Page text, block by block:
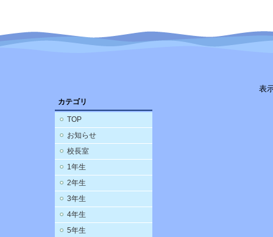
カテゴリ
TOP
お知らせ
校長室
1年生
2年生
3年生
4年生
5年生
表